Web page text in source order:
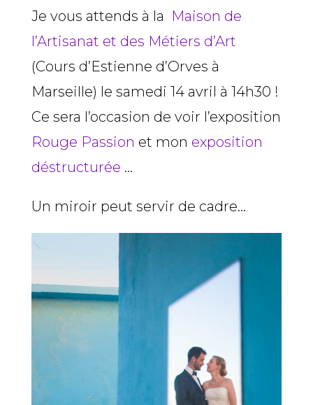
Je vous attends à la Maison de
l’Artisanat et des Métiers d’Art
(Cours d’Estienne d’Orves à
Marseille) le samedi 14 avril à 14h30 !
Ce sera l’occasion de voir l’exposition
Rouge Passion et mon exposition
déstructurée …
Un miroir peut servir de cadre…